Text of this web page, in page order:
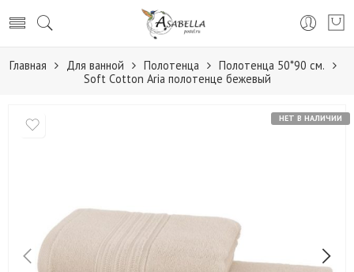
Главная Для ванной Полотенца
Полотенца 50*90 см.
Soft Сotton Aria полотенце бежевый
НЕТ В НАЛИЧИИ